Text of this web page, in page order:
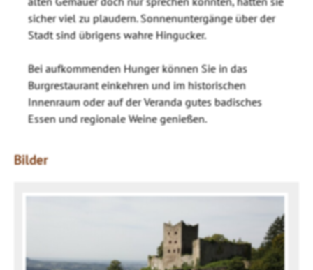
sicher viel zu plaudern. Sonnenuntergänge über der
Stadt sind übrigens wahre Hingucker.
Bei aufkommenden Hunger können Sie in das
Burgrestaurant einkehren und im historischen
Innenraum oder auf der Veranda gutes badisches
Essen und regionale Weine genießen.
Bilder